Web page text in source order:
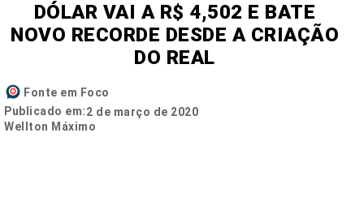
DÓLAR VAI A R$ 4,502 E BATE
NOVO RECORDE DESDE A CRIAÇÃO
DO REAL
Fonte em Foco
Publicado em:2 de março de 2020
Wellton Máximo